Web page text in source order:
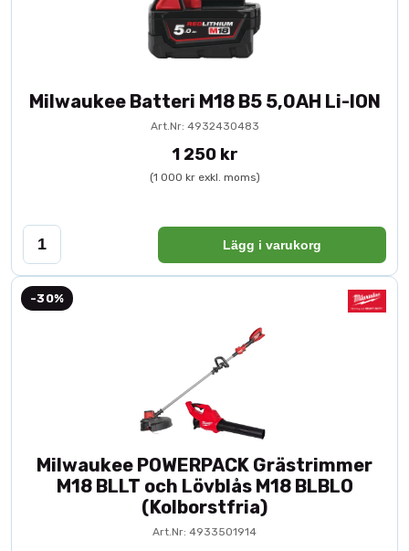
Milwaukee Batteri M18 B5 5,0AH Li-ION
Art.Nr: 4932430483
1 250 kr
(1 000 kr exkl. moms)
Lägg i varukorg
-30%
Milwaukee POWERPACK Grästrimmer
M18 BLLT och Lövblås M18 BLBLO
(Kolborstfria)
Art.Nr: 4933501914